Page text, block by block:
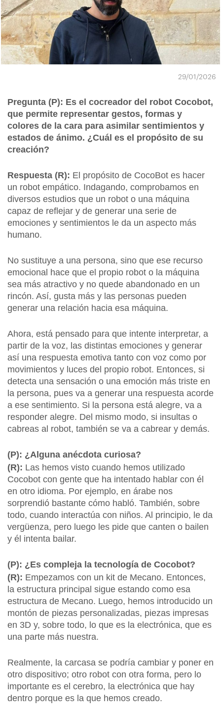
29/01/2026
Pregunta (P): Es el cocreador del robot Cocobot,
que permite representar gestos, formas y
colores de la cara para asimilar sentimientos y
estados de ánimo. ¿Cuál es el propósito de su
creación?
Respuesta (R): El propósito de CocoBot es hacer
un robot empático. Indagando, comprobamos en
diversos estudios que un robot o una máquina
capaz de reflejar y de generar una serie de
emociones y sentimientos le da un aspecto más
humano.
No sustituye a una persona, sino que ese recurso
emocional hace que el propio robot o la máquina
sea más atractivo y no quede abandonado en un
rincón. Así, gusta más y las personas pueden
generar una relación hacia esa máquina.
Ahora, está pensado para que intente interpretar, a
partir de la voz, las distintas emociones y generar
así una respuesta emotiva tanto con voz como por
movimientos y luces del propio robot. Entonces, si
detecta una sensación o una emoción más triste en
la persona, pues va a generar una respuesta acorde
a ese sentimiento. Si la persona está alegre, va a
responder alegre. Del mismo modo, si insultas o
cabreas al robot, también se va a cabrear y demás.
(P): ¿Alguna anécdota curiosa?
(R): Las hemos visto cuando hemos utilizado
Cocobot con gente que ha intentado hablar con él
en otro idioma. Por ejemplo, en árabe nos
sorprendió bastante cómo habló. También, sobre
todo, cuando interactúa con niños. Al principio, le da
vergüenza, pero luego les pide que canten o bailen
y él intenta bailar.
(P): ¿Es compleja la tecnología de Cocobot?
(R): Empezamos con un kit de Mecano. Entonces,
la estructura principal sigue estando como esa
estructura de Mecano. Luego, hemos introducido un
montón de piezas personalizadas, piezas impresas
en 3D y, sobre todo, lo que es la electrónica, que es
una parte más nuestra.
Realmente, la carcasa se podría cambiar y poner en
otro dispositivo; otro robot con otra forma, pero lo
importante es el cerebro, la electrónica que hay
dentro porque es la que hemos creado.